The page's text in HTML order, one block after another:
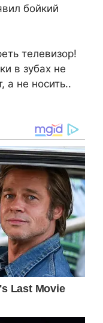
бойкий
телевизор!
в зубах не
а не носить..